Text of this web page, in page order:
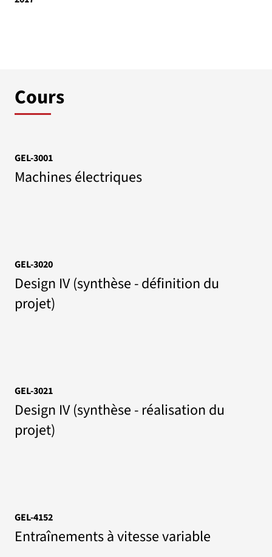
Cours
GEL-3001
Machines électriques
GEL-3020
Design IV (synthèse - définition du
projet)
GEL-3021
Design IV (synthèse - réalisation du
projet)
GEL-4152
Entraînements à vitesse variable